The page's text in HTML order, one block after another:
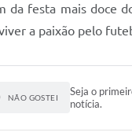
da festa mais doce
viver a paixão pelo
NÃO GOSTEI
Seja o
notícia.